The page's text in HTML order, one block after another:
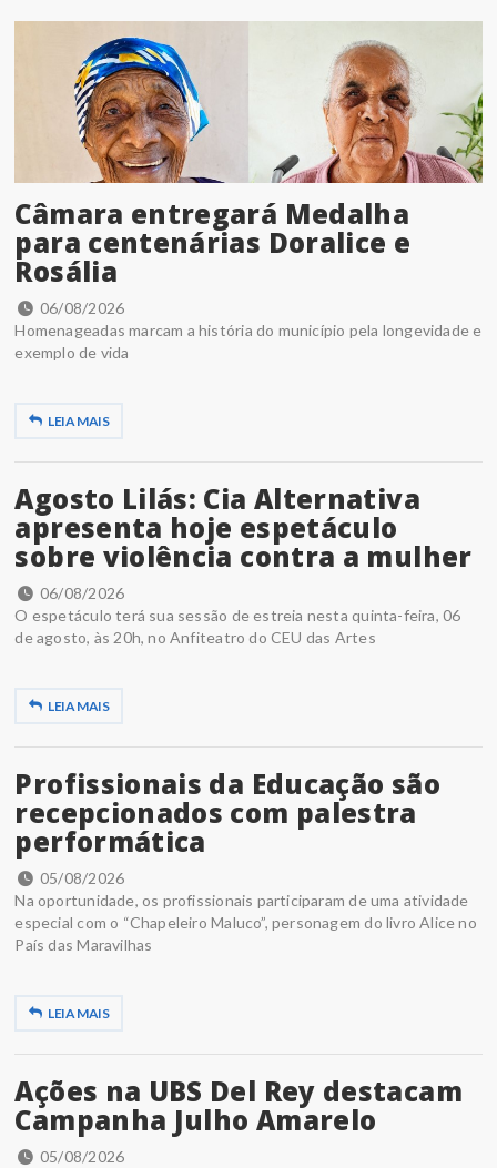
Câmara entregará Medalha
para centenárias Doralice e
Rosália
06/08/2026
Homenageadas marcam a história do município pela longevidade e
exemplo de vida
LEIA MAIS
Agosto Lilás: Cia Alternativa
apresenta hoje espetáculo
sobre violência contra a mulher
06/08/2026
O espetáculo terá sua sessão de estreia nesta quinta-feira, 06
de agosto, às 20h, no Anfiteatro do CEU das Artes
LEIA MAIS
Profissionais da Educação são
recepcionados com palestra
performática
05/08/2026
Na oportunidade, os profissionais participaram de uma atividade
especial com o “Chapeleiro Maluco”, personagem do livro Alice no
País das Maravilhas
LEIA MAIS
Ações na UBS Del Rey destacam
Campanha Julho Amarelo
05/08/2026